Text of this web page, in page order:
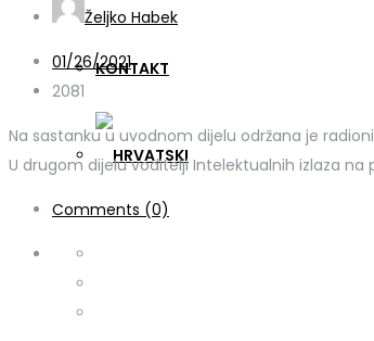
KONTAKT
Željko Habek
01/26/2021
2081
Na sastanku u uvodnom dijelu održana je
U drugom dijelu voditelji Intelektualnih izlaza
Comments (0)